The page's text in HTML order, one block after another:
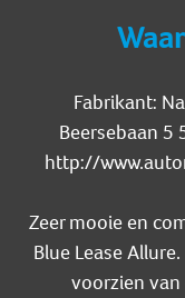
Fabrikant:
Beersebaan 5
http://
Zeer mooie en
Blue Lease
voorzien